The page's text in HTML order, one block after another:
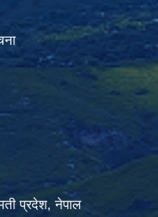
प्रदेश, नेपाल